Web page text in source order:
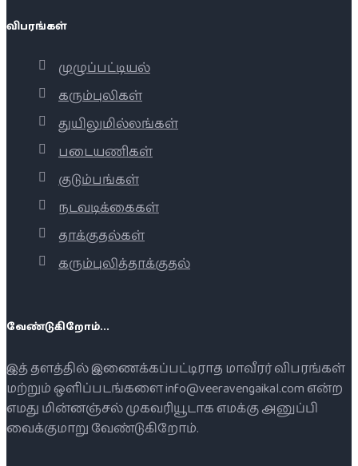
விபரங்கள்
முழுப்பட்டியல்
கரும்புலிகள்
துயிலுமில்லங்கள்
படையணிகள்
குடும்பங்கள்
நடவடிக்கைகள்
தாக்குதல்கள்
கரும்புலித்தாக்குதல்
வேண்டுகிறோம்...
இத் தளத்தில் இணைக்கப்பட்டிராத மாவீரர் விபரங்கள்
மற்றும் ஒளிப்படங்களை info@veeravengaikal.com என்ற
எமது மின்னஞ்சல் முகவரியூடாக எமக்கு அனுப்பி
வைக்குமாறு வேண்டுகிறோம்.